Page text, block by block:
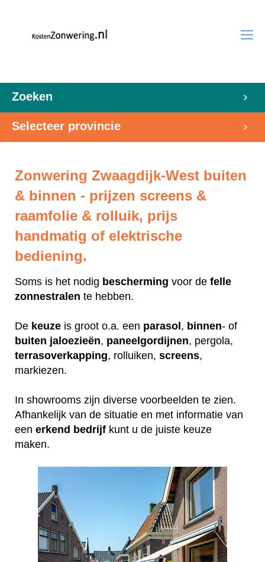
Zoeken
Selecteer provincie
Zonwering Zwaagdijk-West buiten
& binnen - prijzen screens &
raamfolie & rolluik, prijs
handmatig of elektrische
bediening.
Soms is het nodig bescherming voor de felle
zonnestralen te hebben.
De keuze is groot o.a. een parasol, binnen- of
buiten jaloezieën, paneelgordijnen, pergola,
terrasoverkapping, rolluiken, screens,
markiezen.
In showrooms zijn diverse voorbeelden te zien.
Afhankelijk van de situatie en met informatie van
een erkend bedrijf kunt u de juiste keuze
maken.